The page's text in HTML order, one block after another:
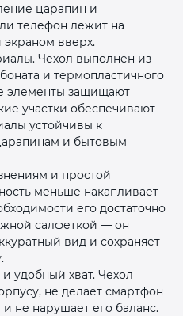
царапин и
телефон лежит на
вверх.
Чехол выполнен из
и термопластичного
элементы защищают
участки обеспечивают
устойчивы к
и бытовым
и простой
меньше накапливает
его достаточно
салфеткой — он
вид и сохраняет
удобный хват. Чехол
не делает смартфон
не нарушает его баланс.